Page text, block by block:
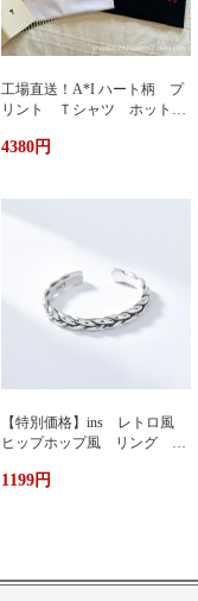
工場直送！A*I ハート柄 プ
リント Ｔシャツ ホットプ
ニセックス おしゃれ スト
4380円
【特別価格】ins レトロ風
ヒップホップ風 リング シ
ン 個性 s 925純銀 オーダ
1199円